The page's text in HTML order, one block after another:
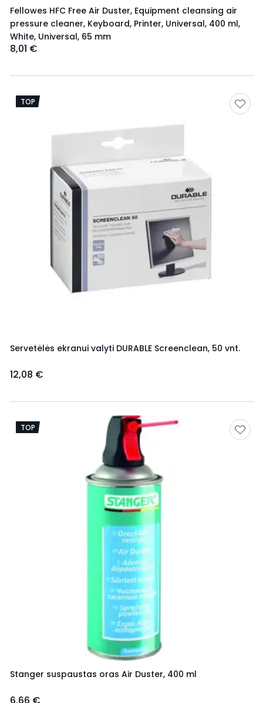
Fellowes HFC Free Air Duster, Equipment cleansing air
pressure cleaner, Keyboard, Printer, Universal, 400 ml,
White, Universal, 65 mm
8,01 €
TOP
Servetėlės ekranui valyti DURABLE Screenclean, 50 vnt.
12,08 €
TOP
Stanger suspaustas oras Air Duster, 400 ml